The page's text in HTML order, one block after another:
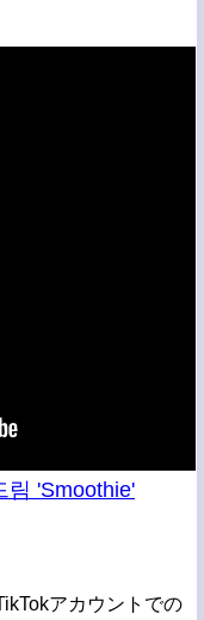
림 'Smoothie'
アカウントでの